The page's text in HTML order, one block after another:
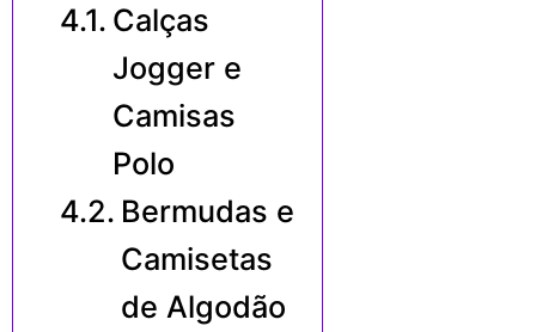
Calças
Jogger e
Camisas
Polo
Bermudas e
Camisetas
de Algodão